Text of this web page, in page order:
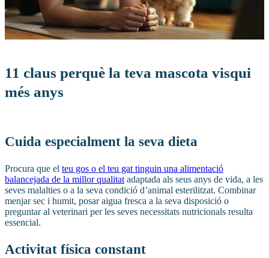
11 claus perquè la teva mascota visqui
més anys
Cuida especialment la seva dieta
Procura que el teu gos o el teu gat tinguin una alimentació
balancejada de la millor qualitat adaptada als seus anys de vida, a les
seves malalties o a la seva condició d’animal esterilitzat. Combinar
menjar sec i humit, posar aigua fresca a la seva disposició o
preguntar al veterinari per les seves necessitats nutricionals resulta
essencial.
Activitat física constant